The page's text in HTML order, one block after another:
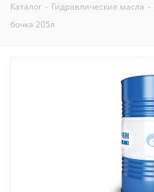
Каталог - Гидравлические масла -
бочка 205л